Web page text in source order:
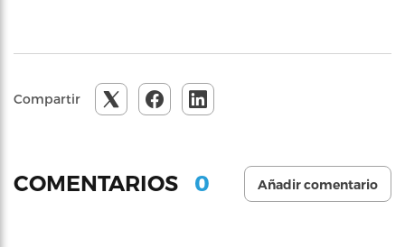
Compartir
COMENTARIOS 0 Añadir comentario